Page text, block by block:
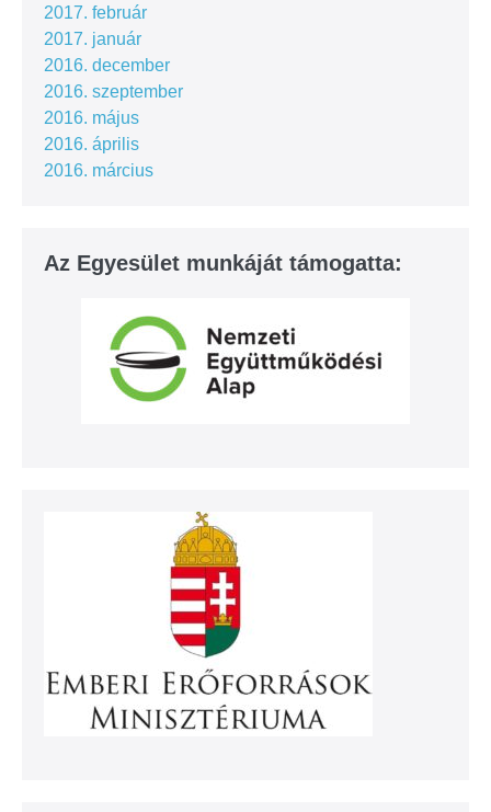
2017. február
2017. január
2016. december
2016. szeptember
2016. május
2016. április
2016. március
Az Egyesület munkáját támogatta: